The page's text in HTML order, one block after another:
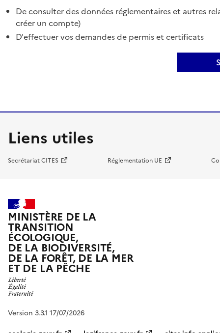
De consulter des données réglementaires et autres
créer un compte)
D'effectuer vos demandes de permis et certificats
Liens utiles
Secrétariat CITES Réglementation UE
MINISTÈRE DE LA
TRANSITION
ÉCOLOGIQUE,
DE LA BIODIVERSITÉ,
DE LA FORÊT, DE LA MER
ET DE LA PÊCHE
Version 3.3.1 17/07/2026